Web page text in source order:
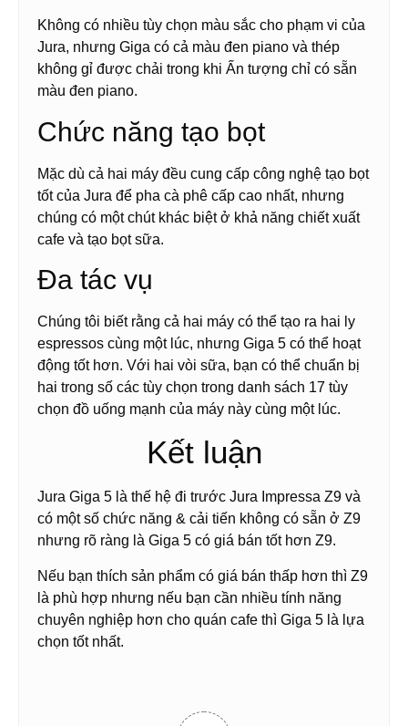
Không có nhiều tùy chọn màu sắc cho phạm vi của
Jura, nhưng Giga có cả màu đen piano và thép
không gỉ được chải trong khi Ấn tượng chỉ có sẵn
màu đen piano.
Chức năng tạo bọt
Mặc dù cả hai máy đều cung cấp công nghệ tạo bọt
tốt của Jura để pha cà phê cấp cao nhất, nhưng
chúng có một chút khác biệt ở khả năng chiết xuất
cafe và tạo bọt sữa.
Đa tác vụ
Chúng tôi biết rằng cả hai máy có thể tạo ra hai ly
espressos cùng một lúc, nhưng Giga 5 có thể hoạt
động tốt hơn. Với hai vòi sữa, bạn có thể chuẩn bị
hai trong số các tùy chọn trong danh sách 17 tùy
chọn đồ uống mạnh của máy này cùng một lúc.
Kết luận
Jura Giga 5 là thế hệ đi trước Jura Impressa Z9 và
có một số chức năng & cải tiến không có sẵn ở Z9
nhưng rõ ràng là Giga 5 có giá bán tốt hơn Z9.
Nếu bạn thích sản phẩm có giá bán thấp hơn thì Z9
là phù hợp nhưng nếu bạn cần nhiều tính năng
chuyên nghiệp hơn cho quán cafe thì Giga 5 là lựa
chọn tốt nhất.